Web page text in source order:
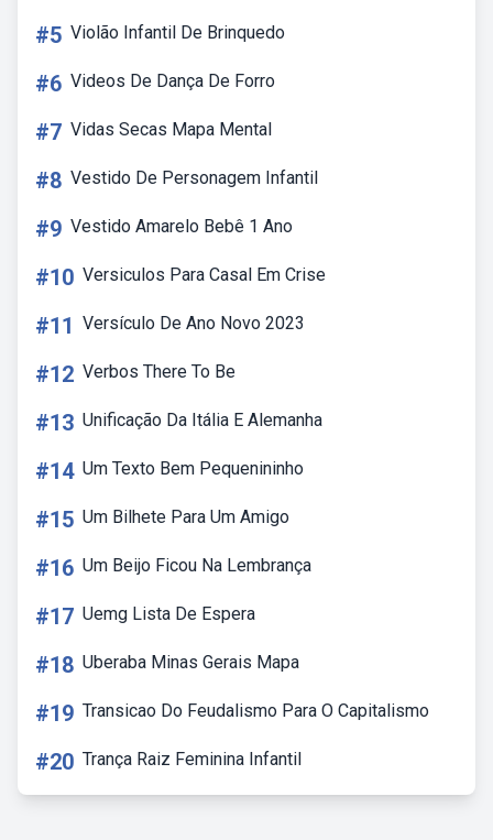
#5 Violão Infantil De Brinquedo
#6 Videos De Dança De Forro
#7 Vidas Secas Mapa Mental
#8 Vestido De Personagem Infantil
#9 Vestido Amarelo Bebê 1 Ano
#10 Versiculos Para Casal Em Crise
#11 Versículo De Ano Novo 2023
#12 Verbos There To Be
#13 Unificação Da Itália E Alemanha
#14 Um Texto Bem Pequenininho
#15 Um Bilhete Para Um Amigo
#16 Um Beijo Ficou Na Lembrança
#17 Uemg Lista De Espera
#18 Uberaba Minas Gerais Mapa
#19 Transicao Do Feudalismo Para O Capitalismo
#20 Trança Raiz Feminina Infantil